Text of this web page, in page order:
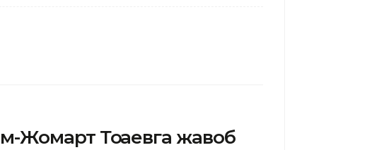
Жомарт Тоқаевга жавоб